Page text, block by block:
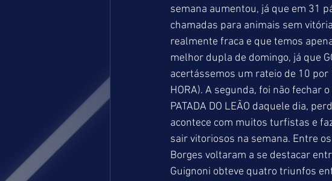
semana aumentou, já que em 31
chamadas para animais sem
realmente fraca e que temos
melhor dupla de domingo, já que
acertássemos um rateio de 10 por
HORA). A segunda, foi não fechar
PATADA DO LEÃO daquele dia,
acontece com muitos turfistas e
sair vitoriosos na semana. Entre
Borges voltaram a se destacar
Guignoni obteve quatro triunfos